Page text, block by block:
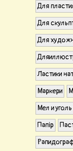
Для
Для
Для
Ластики
Маркери
Мел и
Папір